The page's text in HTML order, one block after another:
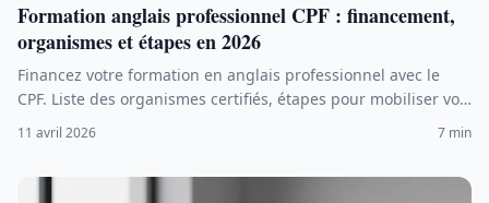
Formation anglais professionnel CPF : financement,
organismes et étapes en 2026
Financez votre formation en anglais professionnel avec le
CPF. Liste des organismes certifiés, étapes pour mobiliser vos
droits, et conseils pour choisir un programme éligible en
11 avril 2026 7 min